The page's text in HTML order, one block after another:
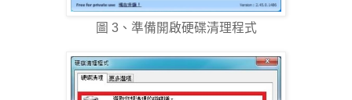
圖 3、準備開啟硬碟清理程式